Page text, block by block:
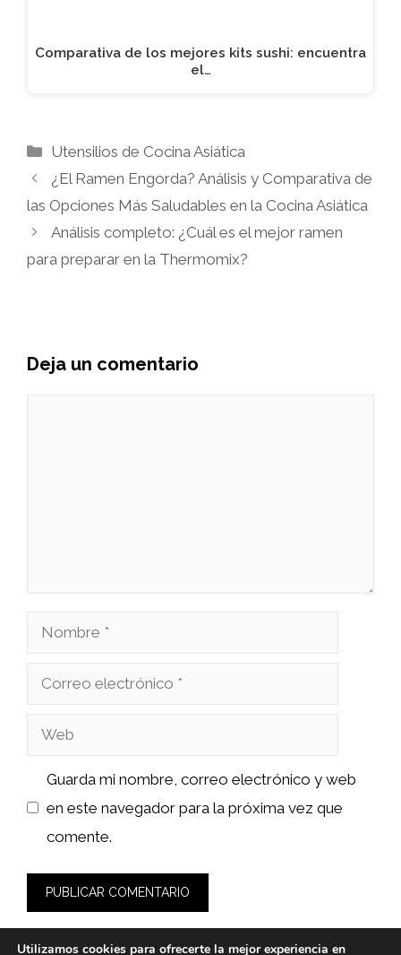
Comparativa de los mejores kits sushi: encuentra
el…
Categorías
Utensilios de Cocina Asiática
¿El Ramen Engorda? Análisis y Comparativa de
las Opciones Más Saludables en la Cocina Asiática
Análisis completo: ¿Cuál es el mejor ramen
para preparar en la Thermomix?
Deja un comentario
Nombre
Correo
Web
Guarda mi nombre, correo electrónico y web
en este navegador para la próxima vez que
comente.
Utilizamos cookies para ofrecerte la mejor experiencia en